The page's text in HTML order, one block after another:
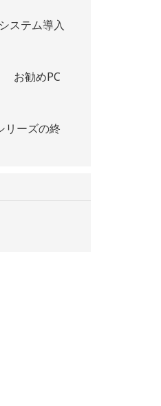
ステム導入
お勧めPC
リーズの終